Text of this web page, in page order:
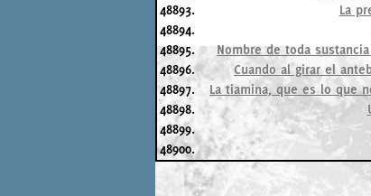
48893.
La
48894.
48895.
Nombre de toda
48896.
Cuando al girar el
48897.
La tiamina, que es lo que
48898.
48899.
48900.